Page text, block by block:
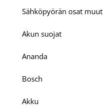
Sähköpyörän osat muut
Akun suojat
Ananda
Bosch
Akku